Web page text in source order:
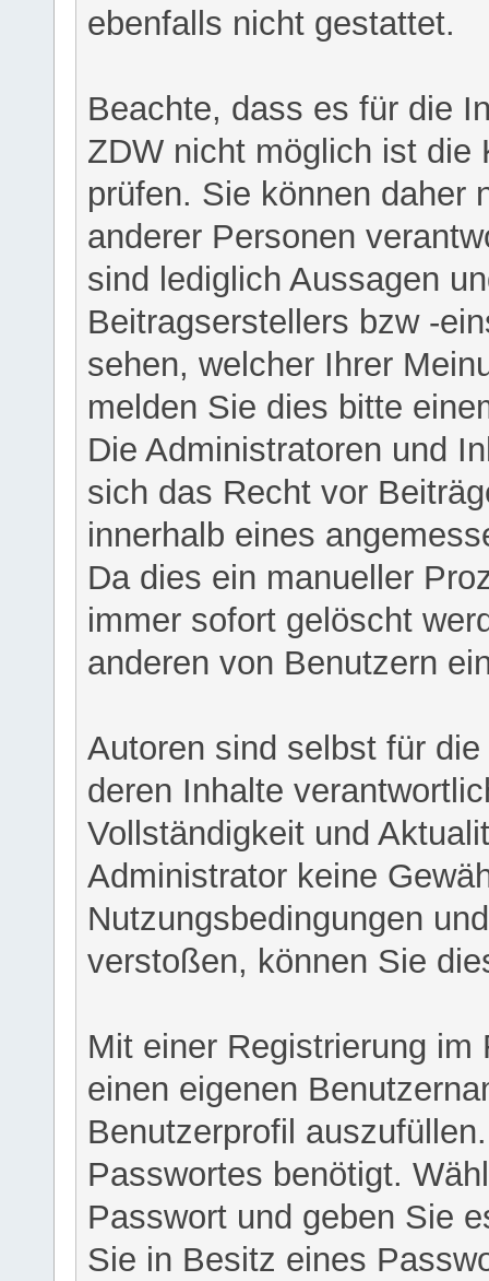
ebenfalls nicht gestattet.
Beachte, dass es für die
ZDW nicht möglich ist die
prüfen. Sie können daher
anderer Personen
sind lediglich Aussagen
Beitragserstellers bzw -
sehen, welcher Ihrer
melden Sie dies bitte
Die Administratoren und
sich das Recht vor
innerhalb eines
Da dies ein manueller
immer sofort gelöscht
anderen von Benutzern
Autoren sind selbst für
deren Inhalte
Vollständigkeit und
Administrator keine
Nutzungsbedingungen
verstoßen, können Sie
Mit einer Registrierung
einen eigenen
Benutzerprofil
Passwortes benötigt.
Passwort und geben Sie
Sie in Besitz eines